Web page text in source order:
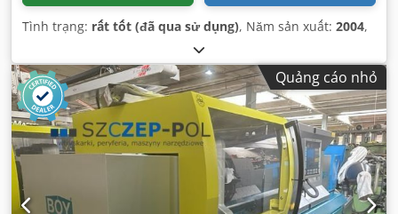
Tình trạng: rất tốt (đã qua sử dụng), Năm sản xuất: 2004,
Quảng cáo nhỏ